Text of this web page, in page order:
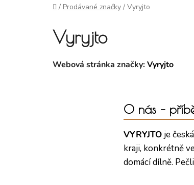
Domů
/ Prodávané značky / Vyryjto
Vyryjto
Webová stránka značky:Vyryjto
O nás –
VYRYJTO je
kraji, konkrétně
domácí dílně.